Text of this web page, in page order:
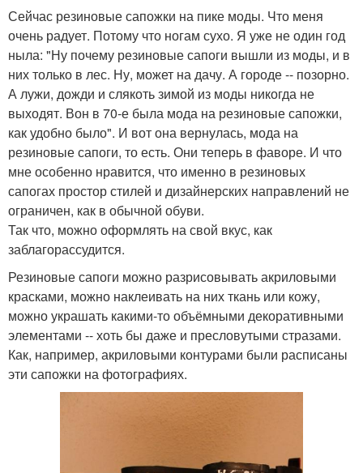
Сейчас резиновые сапожки на пике моды. Что меня
очень радует. Потому что ногам сухо. Я уже не один год
ныла: "Ну почему резиновые сапоги вышли из моды, и в
них только в лес. Ну, может на дачу. А городе -- позорно.
А лужи, дожди и слякоть зимой из моды никогда не
выходят. Вон в 70-е была мода на резиновые сапожки,
как удобно было". И вот она вернулась, мода на
резиновые сапоги, то есть. Они теперь в фаворе. И что
мне особенно нравится, что именно в резиновых
сапогах простор стилей и дизайнерских направлений не
ограничен, как в обычной обуви.
Так что, можно оформлять на свой вкус, как
заблагорассудится.
Резиновые сапоги можно разрисовывать акриловыми
красками, можно наклеивать на них ткань или кожу,
можно украшать какими-то объёмными декоративными
элементами -- хоть бы даже и пресловутыми стразами.
Как, например, акриловыми контурами были расписаны
эти сапожки на фотографиях.